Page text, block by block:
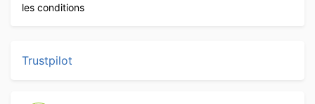
les conditions
Trustpilot